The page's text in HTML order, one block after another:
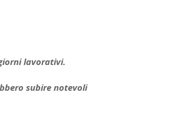
lavorativi.
subire notevoli